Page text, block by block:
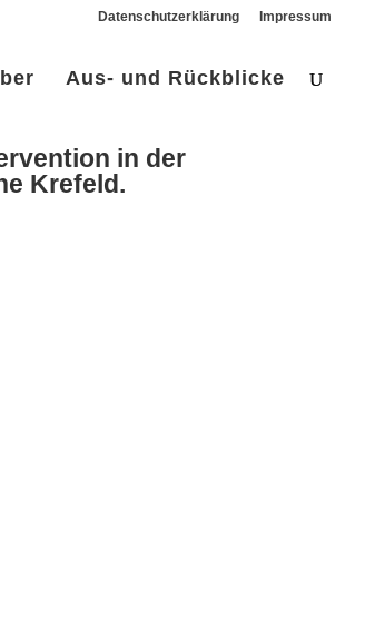
Datenschutzerklärung Impressum
Aus- und Rückblicke
in der
Krefeld.